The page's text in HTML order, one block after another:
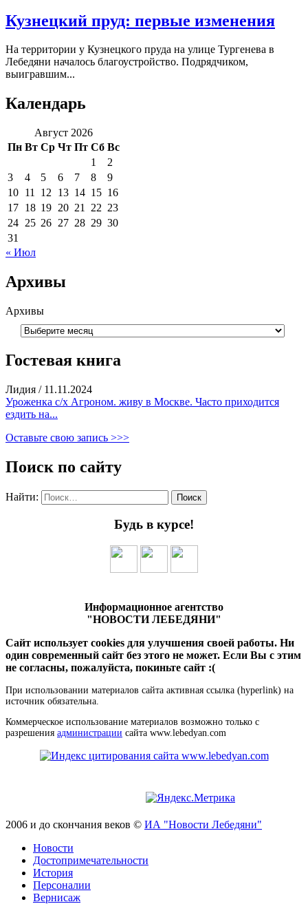
Кузнецкий пруд: первые изменения
На территории у Кузнецкого пруда на улице Тургенева в
Лебедяни началось благоустройство. Подрядчиком,
выигравшим...
Календарь
Август 2026
Пн Вт Ср Чт Пт Сб Вс
1
2
3
4 5 6 7 8
9
10 11 12 13 14 15 16
17 18 19 20 21 22 23
24 25 26 27 28 29 30
31
« Июл
Архивы
Архивы
Гостевая книга
Лидия / 11.11.2024
Уроженка с/х Агроном. живу в Москве. Часто приходится
ездить на...
Оставьте свою запись >>>
Поиск по сайту
Найти:
Будь в курсе!
Информационное агентство
"НОВОСТИ ЛЕБЕДЯНИ"
Сайт использует cookies для улучшения своей работы. Ни
один современный сайт без этого не может. Если Вы с этим
не согласны, пожалуйста, покиньте сайт :(
При использовании материалов сайта активная ссылка (hyperlink) на
источник обязательна.
Коммерческое использование материалов возможно только с
разрешения администрации сайта www.lebedyan.com
2006 и до скончания веков © ИА "Новости Лебедяни"
Новости
Достопримечательности
История
Персоналии
Вернисаж